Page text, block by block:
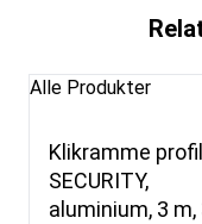
Alle Produkter
Klikramme
SECURITY,
aluminium, 3 m,